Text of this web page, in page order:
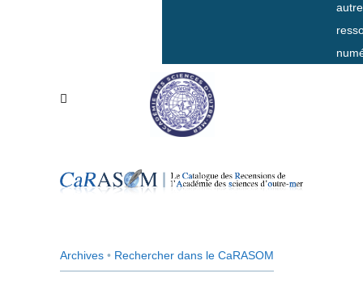
Archives • Rechercher dans le CaRASOM